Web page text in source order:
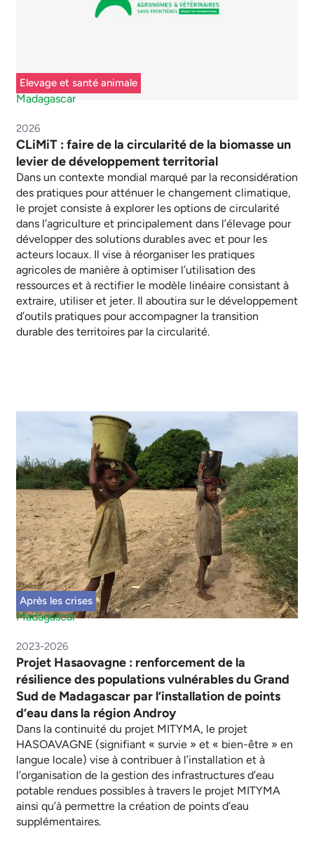
Elevage et santé animale
Madagascar
2026
CLiMiT : faire de la circularité de la biomasse un
levier de développement territorial
Dans un contexte mondial marqué par la reconsidération
des pratiques pour atténuer le changement climatique,
le projet consiste à explorer les options de circularité
dans l’agriculture et principalement dans l’élevage pour
développer des solutions durables avec et pour les
acteurs locaux. Il vise à réorganiser les pratiques
agricoles de manière à optimiser l’utilisation des
ressources et à rectifier le modèle linéaire consistant à
extraire, utiliser et jeter. Il aboutira sur le développement
d’outils pratiques pour accompagner la transition
durable des territoires par la circularité.
Après les crises
Madagascar
2023-2026
Projet Hasaovagne : renforcement de la
résilience des populations vulnérables du Grand
Sud de Madagascar par l’installation de points
d’eau dans la région Androy
Dans la continuité du projet MITYMA, le projet
HASOAVAGNE (signifiant « survie » et « bien-être » en
langue locale) vise à contribuer à l’installation et à
l’organisation de la gestion des infrastructures d’eau
potable rendues possibles à travers le projet MITYMA
ainsi qu’à permettre la création de points d’eau
supplémentaires.